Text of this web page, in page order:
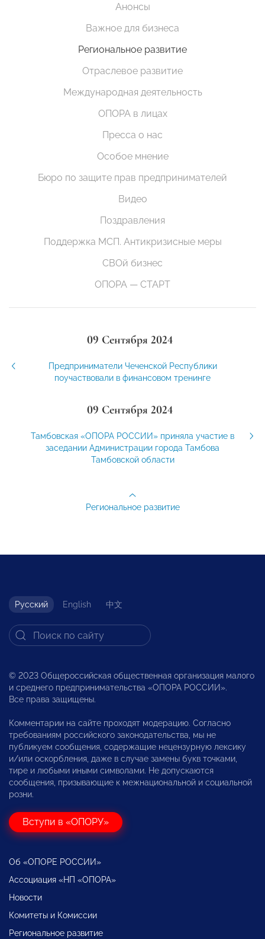
Анонсы
Важное для бизнеса
Региональное развитие
Отраслевое развитие
Международная деятельность
ОПОРА в лицах
Пресса о нас
Особое мнение
Бюро по защите прав предпринимателей
Видео
Поздравления
Поддержка МСП. Антикризисные меры
СВОй бизнес
ОПОРА — СТАРТ
09 Сентября 2024
Предприниматели Чеченской Республики
поучаствовали в финансовом тренинге
09 Сентября 2024
Тамбовская «ОПОРА РОССИИ» приняла участие в
заседании Администрации города Тамбова
Тамбовской области
Региональное развитие
Русский English 中文
© 2023 Общероссийская общественная организация малого
и среднего предпринимательства «ОПОРА РОССИИ».
Все права защищены.
Комментарии на сайте проходят модерацию. Согласно
требованиям российского законодательства, мы не
публикуем сообщения, содержащие нецензурную лексику
и/или оскорбления, даже в случае замены букв точками,
тире и любыми иными символами. Не допускаются
сообщения, призывающие к межнациональной и социальной
розни.
Вступи в «ОПОРУ»
Об «ОПОРЕ РОССИИ»
Ассоциация «НП «ОПОРА»
Новости
Комитеты и Комиссии
Региональное развитие